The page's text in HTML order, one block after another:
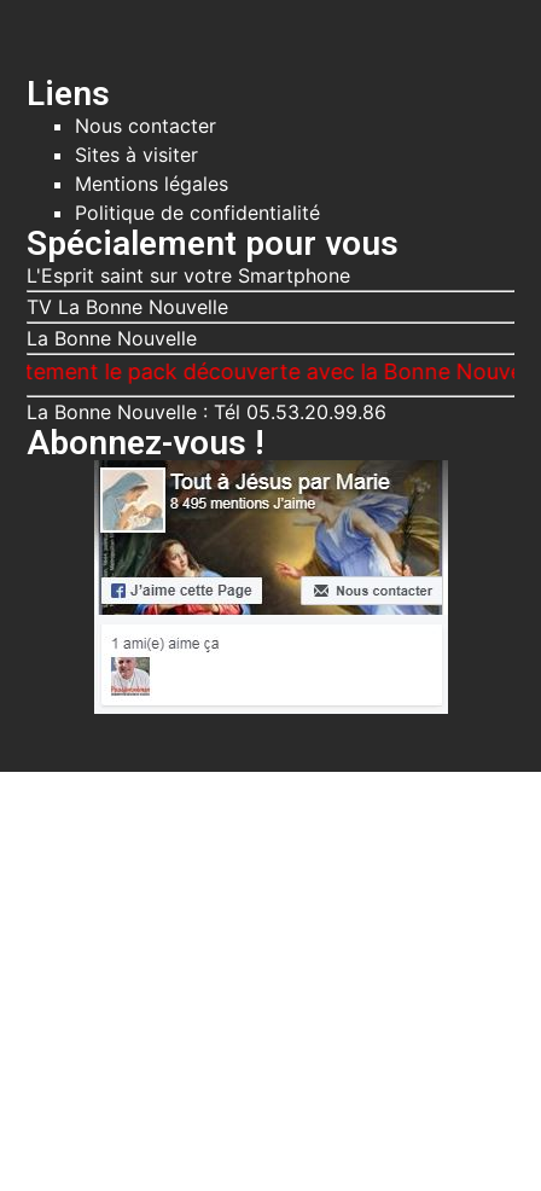
Liens
Nous contacter
Sites à visiter
Mentions légales
Politique de confidentialité
Spécialement pour vous
L'Esprit saint sur votre Smartphone
TV La Bonne Nouvelle
La Bonne Nouvelle
le pack découverte avec la Bonne Nouvelle, Le
La Bonne Nouvelle : Tél 05.53.20.99.86
Abonnez-vous !